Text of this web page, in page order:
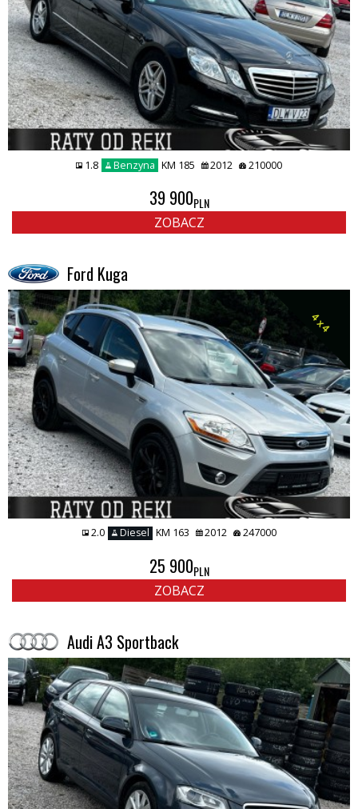
1.8 Benzyna KM 185 2012 210000
39 900PLN
ZOBACZ
Ford Kuga
4 x 4
2.0 Diesel KM 163 2012 247000
25 900PLN
ZOBACZ
Audi A3 Sportback